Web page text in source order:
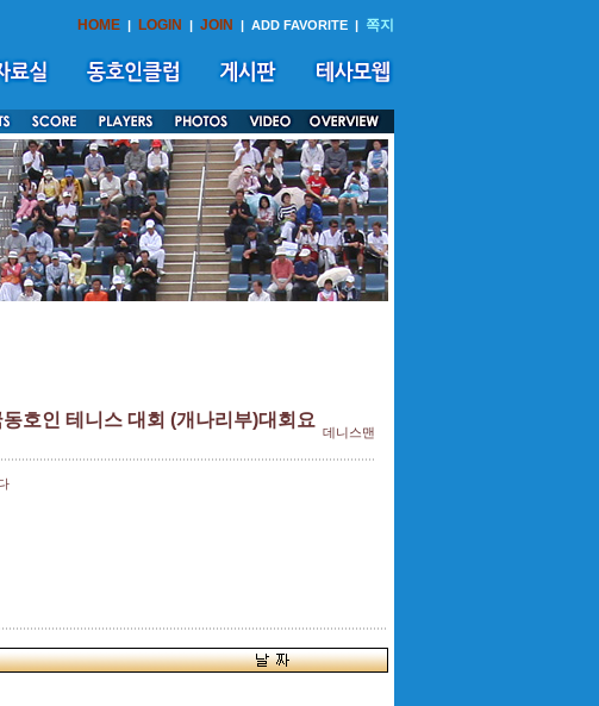
HOME | LOGIN | JOIN | ADD FAVORITE | 쪽지
호인 테니스 대회 (개나리부)대회요
데니스맨